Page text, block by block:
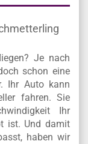
Je nach
schon eine
Ihr Auto kann
fahren. Sie
Ihr
ist. Und damit
haben wir